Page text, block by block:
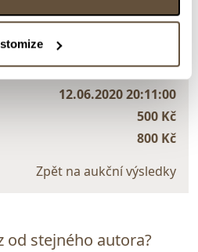
12.06.2020 20:11:00
500 Kč
800 Kč
Zpět na aukční výsledky
od stejného autora?